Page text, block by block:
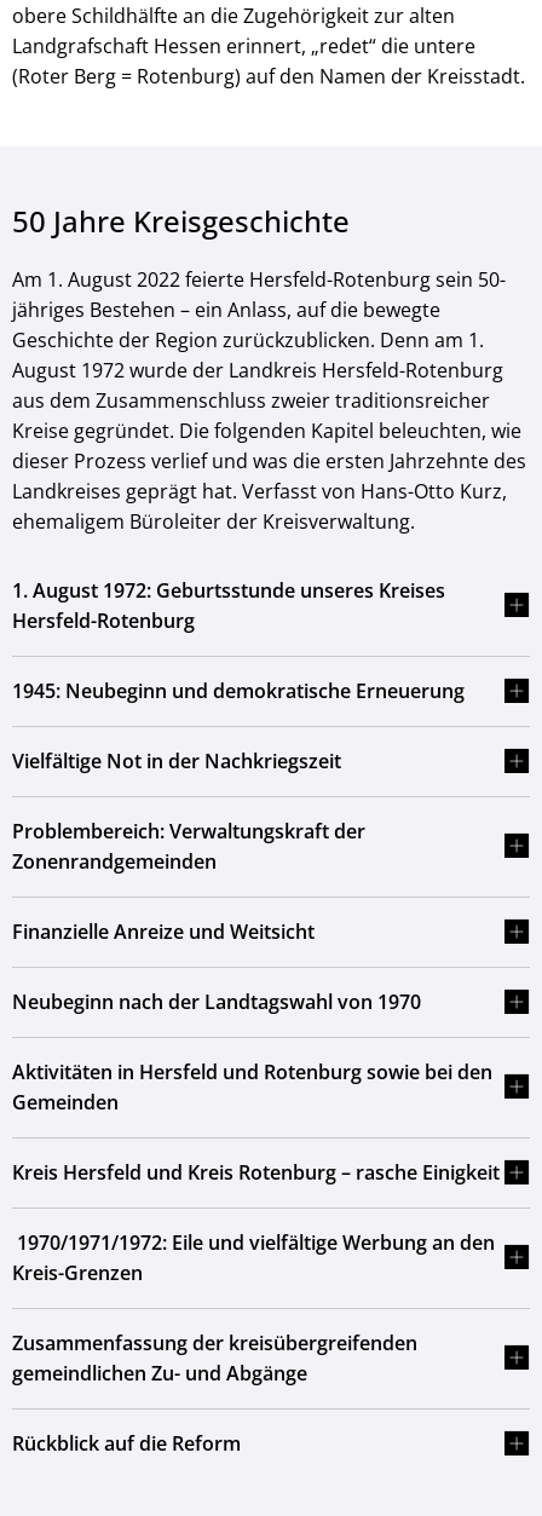
obere Schildhälfte an die Zugehörigkeit zur alten
Landgrafschaft Hessen erinnert, „redet“ die untere
(Roter Berg = Rotenburg) auf den Namen der Kreisstadt.
50 Jahre Kreisgeschichte
Am 1. August 2022 feierte Hersfeld-Rotenburg sein 50-
jähriges Bestehen – ein Anlass, auf die bewegte
Geschichte der Region zurückzublicken. Denn am 1.
August 1972 wurde der Landkreis Hersfeld-Rotenburg
aus dem Zusammenschluss zweier traditionsreicher
Kreise gegründet. Die folgenden Kapitel beleuchten, wie
dieser Prozess verlief und was die ersten Jahrzehnte des
Landkreises geprägt hat. Verfasst von Hans-Otto Kurz,
ehemaligem Büroleiter der Kreisverwaltung.
1. August 1972: Geburtsstunde unseres Kreises
Hersfeld-Rotenburg
1945: Neubeginn und demokratische Erneuerung
Vielfältige Not in der Nachkriegszeit
Problembereich: Verwaltungskraft der
Zonenrandgemeinden
Finanzielle Anreize und Weitsicht
Neubeginn nach der Landtagswahl von 1970
Aktivitäten in Hersfeld und Rotenburg sowie bei den
Gemeinden
Kreis Hersfeld und Kreis Rotenburg – rasche Einigkeit
1970/1971/1972: Eile und vielfältige Werbung an den
Kreis-Grenzen
Zusammenfassung der kreisübergreifenden
gemeindlichen Zu- und Abgänge
Rückblick auf die Reform